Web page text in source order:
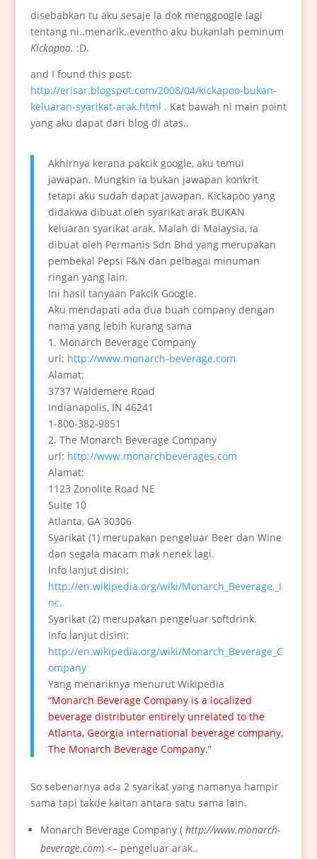
disebabkan tu aku sesaje la dok menggoogle lagi
tentang ni..menarik..eventho aku bukanlah peminum
Kickapoo. :D.
and I found this post:
http://erisar.blogspot.com/2008/04/kickapoo-bukan-
keluaran-syarikat-arak.html . Kat bawah ni main point
yang aku dapat dari blog di atas..
Akhirnya kerana pakcik google, aku temui
jawapan. Mungkin ia bukan jawapan konkrit
tetapi aku sudah dapat jawapan. Kickapoo yang
didakwa dibuat oleh syarikat arak BUKAN
keluaran syarikat arak. Malah di Malaysia, ia
dibuat oleh Permanis Sdn Bhd yang merupakan
pembekal Pepsi F&N dan pelbagai minuman
ringan yang lain.
Ini hasil tanyaan Pakcik Google.
Aku mendapati ada dua buah company dengan
nama yang lebih kurang sama
1. Monarch Beverage Company
url: http://www.monarch-beverage.com
Alamat:
3737 Waldemere Road
Indianapolis, IN 46241
1-800-382-9851
2. The Monarch Beverage Company
url: http://www.monarchbeverages.com
Alamat:
1123 Zonolite Road NE
Suite 10
Atlanta, GA 30306
Syarikat (1) merupakan pengeluar Beer dan Wine
dan segala macam mak nenek lagi.
Info lanjut disini:
http://en.wikipedia.org/wiki/Monarch_Beverage,_I
nc.
Syarikat (2) merupakan pengeluar softdrink.
Info lanjut disini:
http://en.wikipedia.org/wiki/Monarch_Beverage_C
ompany
Yang menariknya menurut Wikipedia
“Monarch Beverage Company is a localized
beverage distributor entirely unrelated to the
Atlanta, Georgia international beverage company,
The Monarch Beverage Company.”
So sebenarnya ada 2 syarikat yang namanya hampir
sama tapi takde kaitan antara satu sama lain.
Monarch Beverage Company ( http://www.monarch-
beverage.com) <– pengeluar arak..